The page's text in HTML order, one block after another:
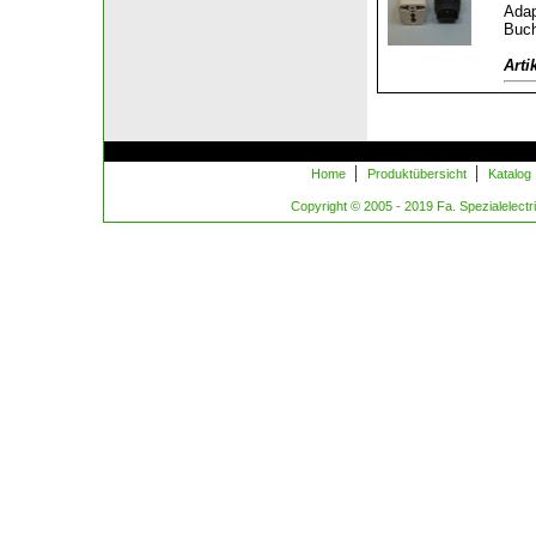
Home | Produktübersicht | Katalog
Copyright © 2005 - 2019 Fa.